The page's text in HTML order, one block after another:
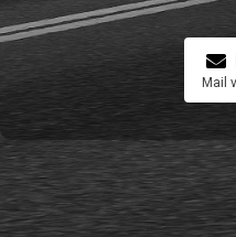
Mail